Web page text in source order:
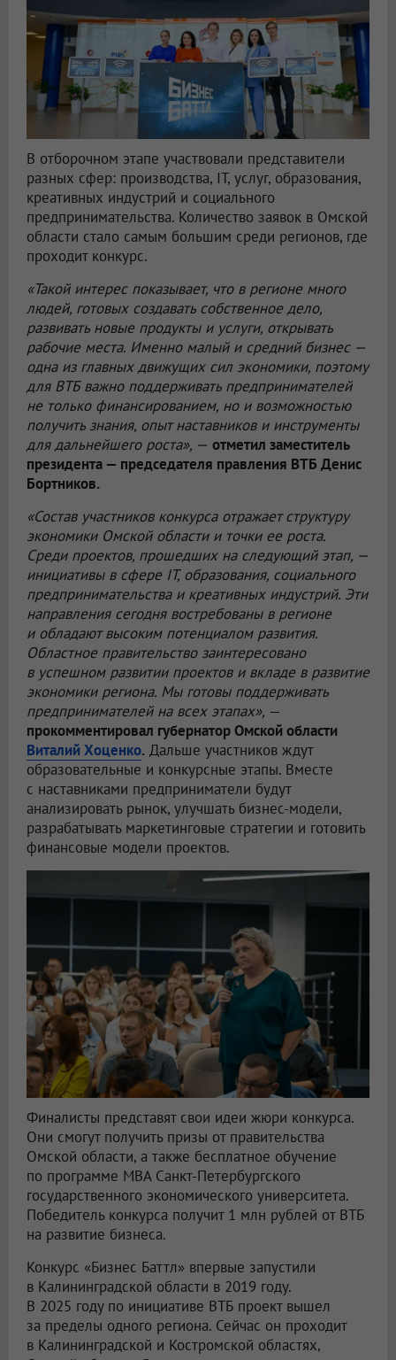
В отборочном этапе участвовали представители
разных сфер: производства, IT, услуг, образования,
креативных индустрий и социального
предпринимательства. Количество заявок в Омской
области стало самым большим среди регионов, где
проходит конкурс.
«Такой интерес показывает, что в регионе много
людей, готовых создавать собственное дело,
развивать новые продукты и услуги, открывать
рабочие места. Именно малый и средний бизнес —
одна из главных движущих сил экономики, поэтому
для ВТБ важно поддерживать предпринимателей
не только финансированием, но и возможностью
получить знания, опыт наставников и инструменты
для дальнейшего роста», — отметил заместитель
президента — председателя правления ВТБ Денис
Бортников.
«Состав участников конкурса отражает структуру
экономики Омской области и точки ее роста.
Среди проектов, прошедших на следующий этап, —
инициативы в сфере IT, образования, социального
предпринимательства и креативных индустрий. Эти
направления сегодня востребованы в регионе
и обладают высоким потенциалом развития.
Областное правительство заинтересовано
в успешном развитии проектов и вкладе в развитие
экономики региона. Мы готовы поддерживать
предпринимателей на всех этапах», —
прокомментировал губернатор Омской области
Виталий Хоценко. Дальше участников ждут
образовательные и конкурсные этапы. Вместе
с наставниками предприниматели будут
анализировать рынок, улучшать бизнес-модели,
разрабатывать маркетинговые стратегии и готовить
финансовые модели проектов.
Финалисты представят свои идеи жюри конкурса.
Они смогут получить призы от правительства
Омской области, а также бесплатное обучение
по программе MBA Санкт-Петербургского
государственного экономического университета.
Победитель конкурса получит 1 млн рублей от ВТБ
на развитие бизнеса.
Конкурс «Бизнес Баттл» впервые запустили
в Калининградской области в 2019 году.
В 2025 году по инициативе ВТБ проект вышел
за пределы одного региона. Сейчас он проходит
в Калининградской и Костромской областях,